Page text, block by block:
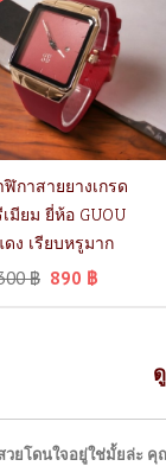
กาสายยางเกรด
มียม ยี่ห้อ GUOU
ดง เรียบหรูมาก
฿ 890 ฿
ยโดนใจอยู่ใช่มั้ยล่ะ คุ